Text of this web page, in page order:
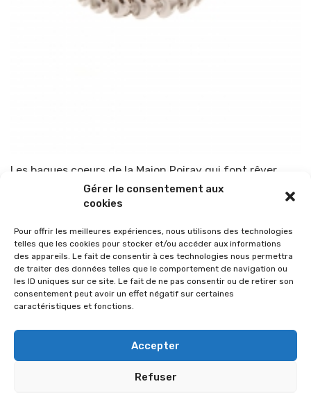
Gérer le consentement aux
cookies
Pour offrir les meilleures expériences, nous utilisons des technologies
telles que les cookies pour stocker et/ou accéder aux informations
des appareils. Le fait de consentir à ces technologies nous permettra
de traiter des données telles que le comportement de navigation ou
les ID uniques sur ce site. Le fait de ne pas consentir ou de retirer son
consentement peut avoir un effet négatif sur certaines
caractéristiques et fonctions.
Accepter
Refuser
Les bagues coeurs de la Maion Poiray qui font rêver
TOP-PARENTS 6 novembre 2014